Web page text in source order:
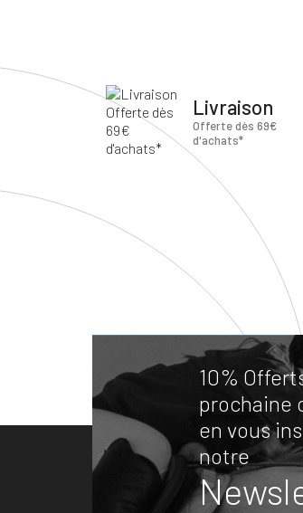
Livraison
Offerte dès 69€
d'achats*
10%
prochaine
en vous
notre